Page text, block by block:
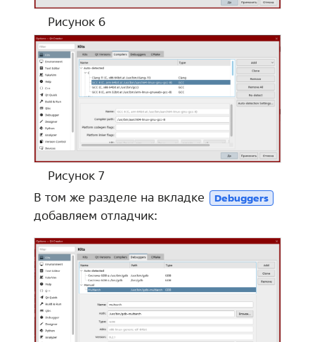
Рисунок 6
Рисунок 7
В том же разделе на вкладке
Debuggers
добавляем отладчик: